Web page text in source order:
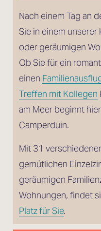
Nach einem Tag an
Sie in einem
oder geräumigen
Ob Sie für ein
einen
Treffen mit Kollegen
am Meer beginnt
Camperduin.
Mit 31
gemütlichen
geräumigen
Wohnungen, findet
Platz für Sie.